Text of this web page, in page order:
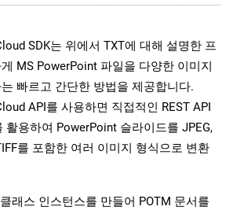
SDK는 위에서 TXT에 대해 설명한 프
MS PowerPoint 파일을 다양한 이미지
빠르고 간단한 방법을 제공합니다.
API를 사용하면 직접적인 REST API
활용하여 PowerPoint 슬라이드를 JPEG,
를 포함한 여러 이미지 형식으로 변환
클래스 인스턴스를 만들어 POTM 문서를